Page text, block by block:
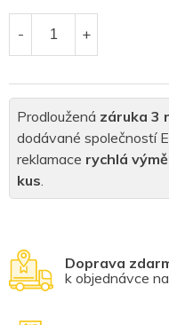
Doprava
k objednávce
Prodloužená záruka 3
dodávané společností
reklamace rychlá
kus.